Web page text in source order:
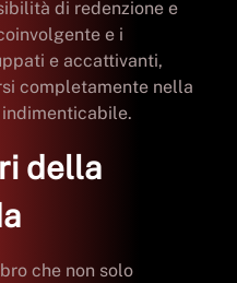
di redenzione e
e i
e accattivanti,
completamente nella
della
che non solo